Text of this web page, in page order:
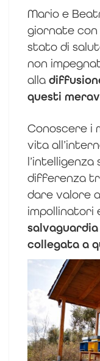
Mario e
giornate con
stato di
non
alla
questi
Conoscere i
vita
l’intelligenza
differenza
dare valore
impollinatori
collegata a